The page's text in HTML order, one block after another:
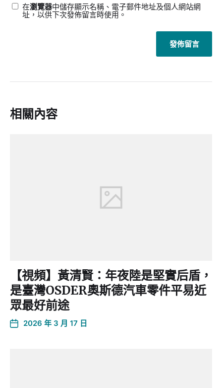
在瀏覽器中儲存顯示名稱、電子郵件地址及個人網站網
址，以供下次發佈留言時使用。
相關內容
【視頻】黃清賢：年夜陸是堅實后盾，
是臺灣OSDER奧斯德汽車零件平易近
眾最好前途
2026 年 3 月 17 日